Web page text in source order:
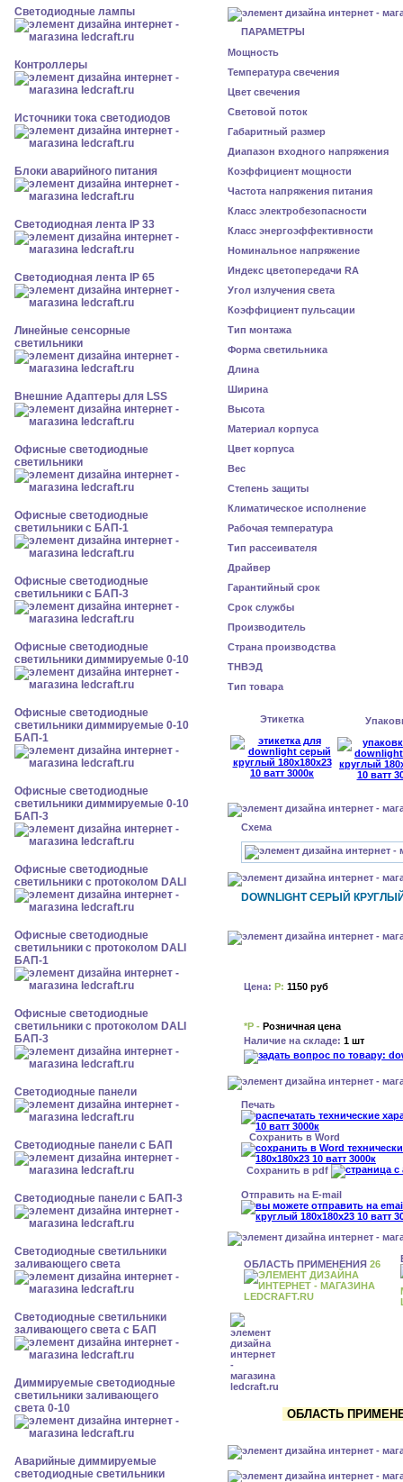
Светодиодные лампы
Контроллеры
Источники тока светодиодов
Блоки аварийного питания
Светодиодная лента IP 33
Светодиодная лента IP 65
Линейные сенсорные
светильники
Внешние Адаптеры для LSS
Офисные светодиодные
светильники
Офисные светодиодные
светильники с БАП-1
Офисные светодиодные
светильники с БАП-3
Офисные светодиодные
светильники диммируемые 0-10
Офисные светодиодные
светильники диммируемые 0-10
БАП-1
Офисные светодиодные
светильники диммируемые 0-10
БАП-3
Офисные светодиодные
светильники с протоколом DALI
Офисные светодиодные
светильники с протоколом DALI
БАП-1
Офисные светодиодные
светильники с протоколом DALI
БАП-3
Cветодиодные панели
Cветодиодные панели с БАП
Cветодиодные панели с БАП-3
Светодиодные светильники
заливающего света
Светодиодные светильники
заливающего света с БАП
Диммируемые светодиодные
светильники заливающего
света 0-10
Аварийные диммируемые
светодиодные светильники
ПАРАМЕТРЫ
Мощность
Температура свечения
Цвет свечения
Световой поток
Габаритный размер
Диапазон входного напряжения
Коэффициент мощности
Частота напряжения питания
Класс электробезопасности
Класс энергоэффективности
Номинальное напряжение
Индекс цветопередачи RA
Угол излучения света
Коэффициент пульсации
Тип монтажа
Форма светильника
Длина
Ширина
Высота
Материал корпуса
Цвет корпуса
Вес
Степень защиты
Климатическое исполнение
Рабочая температура
Тип рассеивателя
Драйвер
Гарантийный срок
Срок службы
Производитель
Страна производства
ТНВЭД
Тип товара
Этикетка
Схема
DOWNLIGHT СЕРЫЙ
Цена: Р: 1150 руб
*Р - Розничная цена
Наличие на складе: 1 шт
Печать
Сохранить в Word
Сохранить в pdf
Отправить на E-mail
ОБЛАСТЬ ПРИМЕНЕНИЯ 26
ОБЛАСТЬ